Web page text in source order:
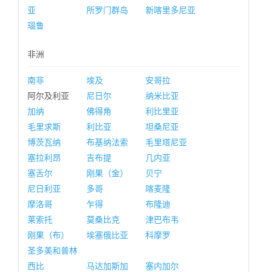
亚
所罗门群岛
新喀里多尼亚
瑙鲁
非洲
南非 埃及
安哥拉
阿尔及利亚
尼日尔
纳米比亚
加纳
佛得角
利比里亚
毛里求斯
利比亚
坦桑尼亚
博茨瓦纳
布基纳法索
毛里塔尼亚
塞拉利昂
吉布提
几内亚
塞舌尔
刚果（金）
贝宁
尼日利亚
多哥
喀麦隆
摩洛哥
乍得
布隆迪
莱索托
莫桑比克
津巴布韦
刚果（布）
埃塞俄比亚
科摩罗
圣多美和普林
西比
马达加斯加 塞内加尔